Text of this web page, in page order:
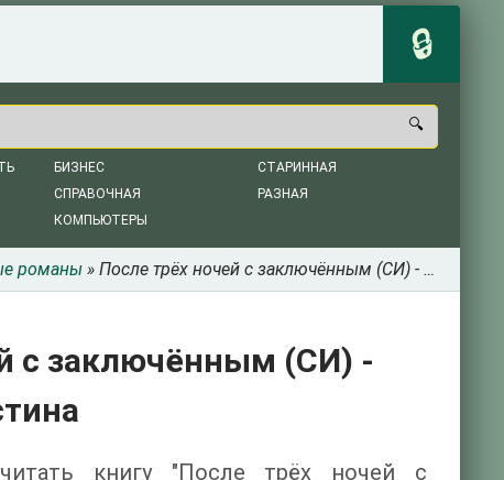
БИЗНЕС
СПРАВОЧНАЯ
КОМПЬЮТЕРЫ
СТАРИННАЯ
РАЗНАЯ
романы » После трёх ночей с заключённым (СИ) - Жиглата Кристина
с заключённым (СИ) -
книгу "После трёх ночей с